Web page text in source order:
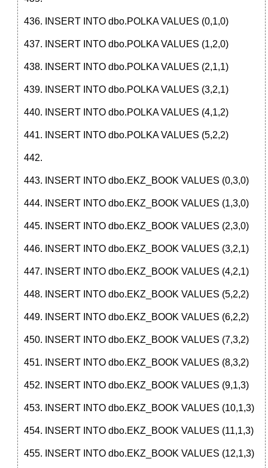
INSERT INTO dbo.POLKA VALUES (0,1,0)
INSERT INTO dbo.POLKA VALUES (1,2,0)
INSERT INTO dbo.POLKA VALUES (2,1,1)
INSERT INTO dbo.POLKA VALUES (3,2,1)
INSERT INTO dbo.POLKA VALUES (4,1,2)
INSERT INTO dbo.POLKA VALUES (5,2,2)
INSERT INTO dbo.EKZ_BOOK VALUES (0,3,0)
INSERT INTO dbo.EKZ_BOOK VALUES (1,3,0)
INSERT INTO dbo.EKZ_BOOK VALUES (2,3,0)
INSERT INTO dbo.EKZ_BOOK VALUES (3,2,1)
INSERT INTO dbo.EKZ_BOOK VALUES (4,2,1)
INSERT INTO dbo.EKZ_BOOK VALUES (5,2,2)
INSERT INTO dbo.EKZ_BOOK VALUES (6,2,2)
INSERT INTO dbo.EKZ_BOOK VALUES (7,3,2)
INSERT INTO dbo.EKZ_BOOK VALUES (8,3,2)
INSERT INTO dbo.EKZ_BOOK VALUES (9,1,3)
INSERT INTO dbo.EKZ_BOOK VALUES (10,1,3)
INSERT INTO dbo.EKZ_BOOK VALUES (11,1,3)
INSERT INTO dbo.EKZ_BOOK VALUES (12,1,3)